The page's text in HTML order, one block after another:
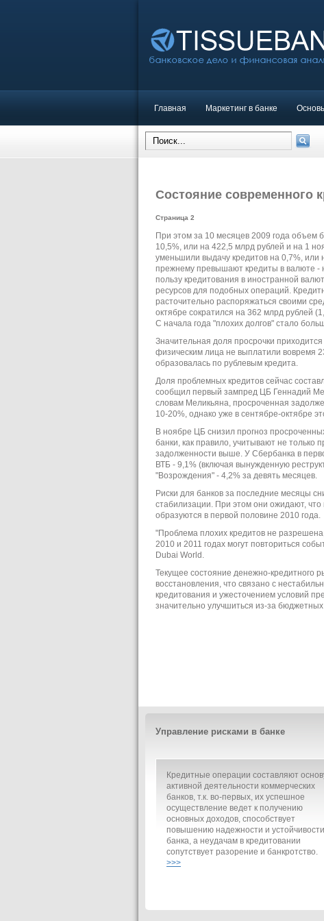
Главная Маркетинг в банке
Состояние современного
Страница 2
При этом за 10 месяцев 2009 года объем
10,5%, или на 422,5 млрд рублей и на 1
уменьшили выдачу кредитов на 0,7%,
прежнему превышают кредиты в валюте -
пользу кредитования в иностранной
ресурсов для подобных операций.
расточительно распоряжаться своими
октябре сократился на 362 млрд рублей
С начала года "плохих долгов" стало
Значительная доля просрочки
физическим лица не выплатили вовремя
образовалась по рублевым кредита.
Доля проблемных кредитов сейчас
сообщил первый зампред ЦБ Геннадий
словам Меликьяна, просроченная
10-20%, однако уже в сентябре-октябре
В ноябре ЦБ снизил прогноз
банки, как правило, учитывают не
задолженности выше. У Сбербанка в
ВТБ - 9,1% (включая вынужденную
"Возрождения" - 4,2% за девять месяцев.
Риски для банков за последние месяцы
стабилизации. При этом они ожидают, что
образуются в первой половине 2010 года.
"Проблема плохих кредитов не
2010 и 2011 годах могут повториться
Dubai World.
Текущее состояние денежно-кредитного
восстановления, что связано с
кредитования и ужесточением условий
значительно улучшиться из-за
Управление рисками в банке
Кредитные операции составляют
активной деятельности коммерческих
банков, т.к. во-первых, их успешное
осуществление ведет к получению
основных доходов, способствует
повышению надежности и устойчивости
банка, а неудачам в кредитовании
сопутствует разорение и банкротство.
>>>